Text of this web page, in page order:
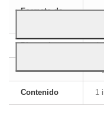
Formato de
Dimensiones
Idioma
Contenido 1